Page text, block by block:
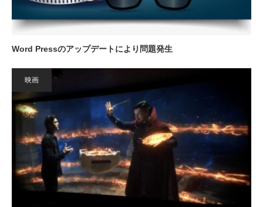
Word Pressのアップデートにより問題発生
映画